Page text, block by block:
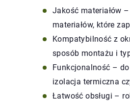
Jakość materiałów
materiałów, które
Kompatybilność z
sposób montażu i
Funkcjonalność –
izolacja termiczna
Łatwość obsługi –